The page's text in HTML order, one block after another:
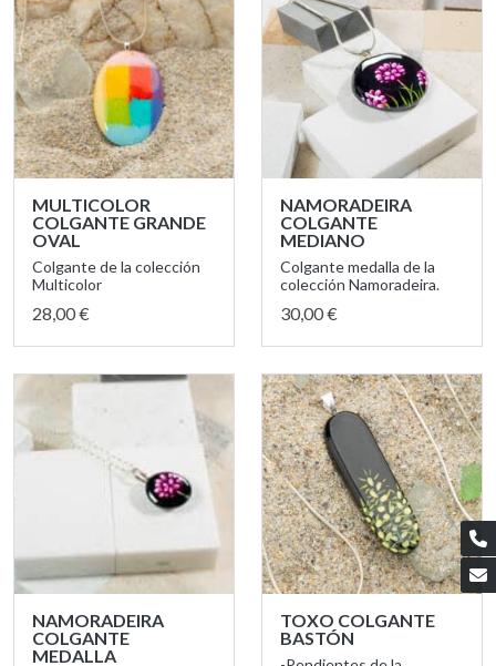
MULTICOLOR
COLGANTE GRANDE
OVAL
Colgante de la colección
Multicolor
28,00 €
NAMORADEIRA
COLGANTE
MEDIANO
Colgante medalla de la
colección Namoradeira.
30,00 €
NAMORADEIRA
COLGANTE
MEDALLA
TOXO COLGANTE
BASTÓN